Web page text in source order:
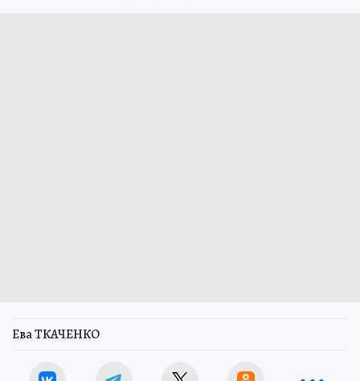
Ева ТКАЧЕНКО